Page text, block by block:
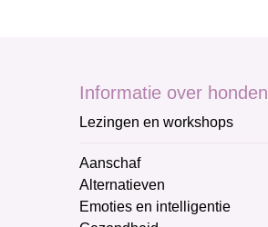
Informatie over honden
Lezingen en workshops
Aanschaf
Alternatieven
Emoties en intelligentie